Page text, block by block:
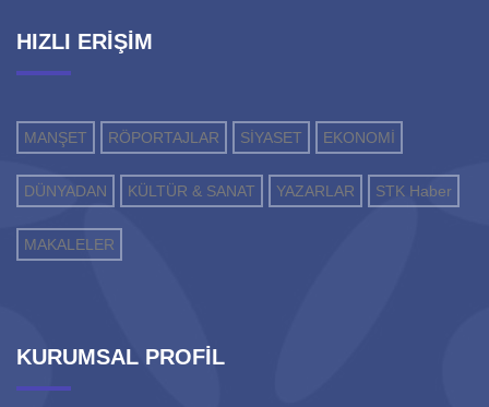
HIZLI ERİŞİM
MANŞET RÖPORTAJLAR SİYASET EKONOMİ
DÜNYADAN KÜLTÜR & SANAT YAZARLAR STK Haber
MAKALELER
KURUMSAL PROFİL